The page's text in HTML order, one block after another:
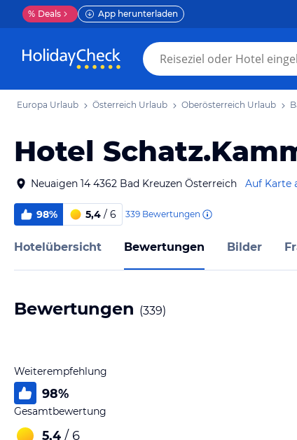
% Deals App herunterladen
Europa Urlaub Österreich Urlaub Oberösterreich Urlaub
Hotel
Neuaigen 14 4362 Bad Kreuzen Österreich Auf Karte
98% 5,4 / 6 339 Bewertungen
Hotelübersicht Bewertungen Bilder
Bewertungen (339)
Weiterempfehlung
98%
Gesamtbewertung
5,4 / 6